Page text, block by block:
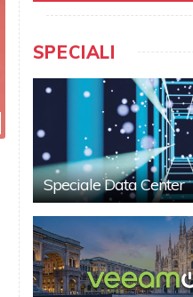
SPECIALI
Speciale Data Center